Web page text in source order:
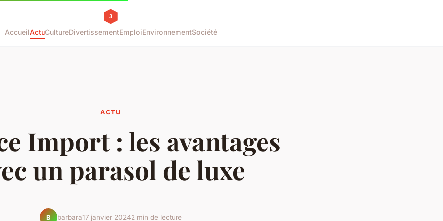
AccueilActuCultureDivertissementEmploiEnvironnementSociété
ACTU
Import : les avantages
un parasol de luxe
B barbara17 janvier 20242 min de lecture